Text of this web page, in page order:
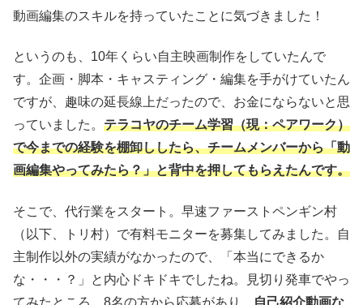
動画編集のスキルを持っていたことに気づきました！
というのも、10年くらい自主映画制作をしていたんで
す。企画・脚本・キャスティング・編集を手がけていたん
ですが、趣味の延長線上だったので、お金にならないと思
っていました。 テラコヤのチーム学習（現：ペアワーク）
で今までの経験を棚卸ししたら、チームメンバーから「動
画編集やってみたら？」と背中を押してもらえたんです。
そこで、代行業をスタート。早速ファーストペンギン村
（以下、トリ村）で有料モニターを募集してみました。自
主制作以外の実績がなかったので、「本当にできるか
な・・・？」と内心ドキドキでしたね。見切り発車でやっ
てみたところ、8名の方から応募があり、
自己紹介動画な